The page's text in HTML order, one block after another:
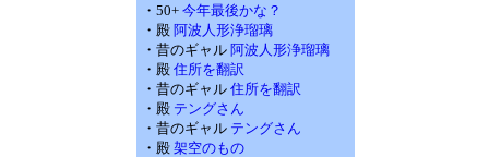
・50+ 今年最後かな？
・殿 阿波人形浄瑠璃
・昔のギャル 阿波人形浄瑠璃
・殿 住所を翻訳
・昔のギャル 住所を翻訳
・殿 テングさん
・昔のギャル テングさん
・殿 架空のもの